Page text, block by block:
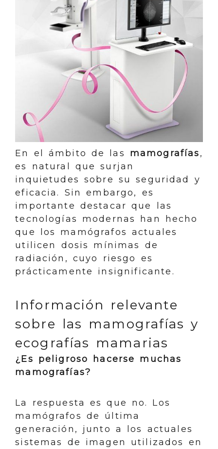
En el ámbito de las mamografías,
es natural que surjan
inquietudes sobre su seguridad y
eficacia. Sin embargo, es
importante destacar que las
tecnologías modernas han hecho
que los mamógrafos actuales
utilicen dosis mínimas de
radiación, cuyo riesgo es
prácticamente insignificante.
Información relevante
sobre las mamografías y
ecografías mamarias
¿Es peligroso hacerse muchas
mamografías?
La respuesta es que no. Los
mamógrafos de última
generación, junto a los actuales
sistemas de imagen utilizados en